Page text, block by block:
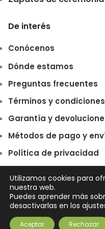
De interés
Conócenos
Dónde estamos
Preguntas frecuentes
Términos y
Garantía y
Métodos de pago y
Política de privacidad
Sneakers
Marino
34,90€
Utilizamos cookies para
nuestra web.
Puedes aprender más
desactivarlas en los
Aceptar Rechazar